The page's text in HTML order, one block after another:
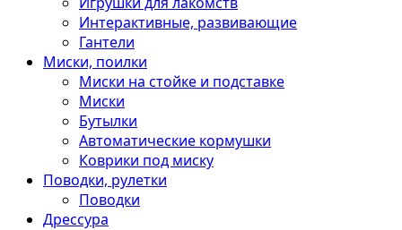
Интерактивные, развивающие
Гантели
Миски, поилки
Миски на стойке и подставке
Миски
Бутылки
Автоматические кормушки
Коврики под миску
Поводки, рулетки
Поводки
Дрессура